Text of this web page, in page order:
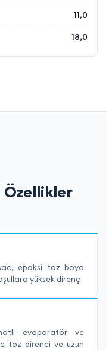
11,0
18,0
Özellikler
epoksi toz boya
yüksek direnç
evaporatör ve
toz direnci ve uzun